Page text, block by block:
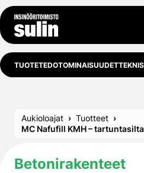
Siirry sisältöön
TUOTETEDOTOMINAISUUDET
Aukioloajat
Tuotteet
MC Nafufill KMH –
Betonirakenteet